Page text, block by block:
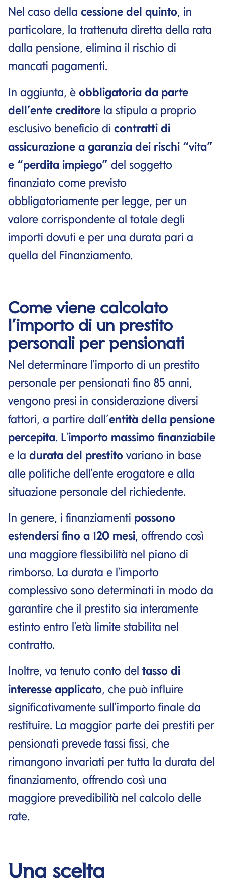
Nel caso della cessione del quinto, in
particolare, la trattenuta diretta della rata
dalla pensione, elimina il rischio di
mancati pagamenti.
In aggiunta, è obbligatoria da parte
dell’ente creditore la stipula a proprio
esclusivo beneficio di contratti di
assicurazione a garanzia dei rischi “vita”
e “perdita impiego” del soggetto
finanziato come previsto
obbligatoriamente per legge, per un
valore corrispondente al totale degli
importi dovuti e per una durata pari a
quella del Finanziamento.
Come viene calcolato
l’importo di un prestito
personali per pensionati
Nel determinare l'importo di un prestito
personale per pensionati fino 85 anni,
vengono presi in considerazione diversi
fattori, a partire dall’entità della pensione
percepita. L'importo massimo finanziabile
e la durata del prestito variano in base
alle politiche dell'ente erogatore e alla
situazione personale del richiedente.
In genere, i finanziamenti possono
estendersi fino a 120 mesi, offrendo così
una maggiore flessibilità nel piano di
rimborso. La durata e l'importo
complessivo sono determinati in modo da
garantire che il prestito sia interamente
estinto entro l'età limite stabilita nel
contratto.
Inoltre, va tenuto conto del tasso di
interesse applicato, che può influire
significativamente sull'importo finale da
restituire. La maggior parte dei prestiti per
pensionati prevede tassi fissi, che
rimangono invariati per tutta la durata del
finanziamento, offrendo così una
maggiore prevedibilità nel calcolo delle
rate.
Una scelta